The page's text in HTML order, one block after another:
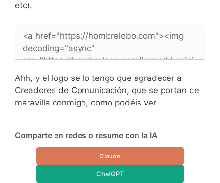
etc).
Ahh, y el logo se lo tengo que agradecer a
Creadores de Comunicación, que se portan de
maravilla conmigo, como podéis ver.
Comparte en redes o resume con la IA
Claude
ChatGPT